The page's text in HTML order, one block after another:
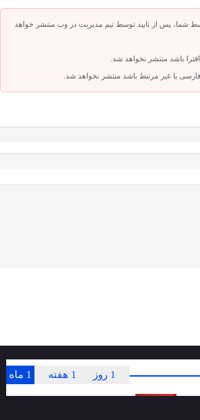
شما، پس از تایید توسط تیم مدیریت در وب منتشر خواهد
باشد منتشر نخواهد شد.
فارسی یا غیر مرتبط باشد منتشر نخواهد شد.
1 ماه 1 هفته 1 روز